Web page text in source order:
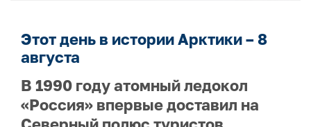
Этот день в истории Арктики – 8
августа
В 1990 году атомный ледокол
«Россия» впервые доставил на